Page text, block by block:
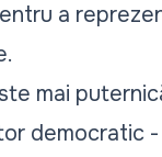
a
mai
democratic